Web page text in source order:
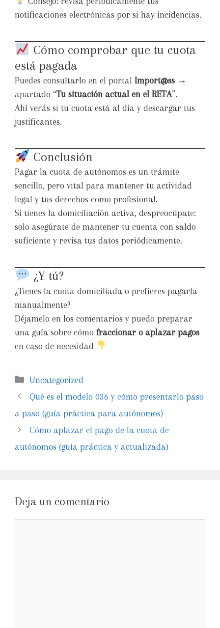
notificaciones electrónicas por si hay incidencias.
Cómo comprobar que tu cuota
está pagada
Puedes consultarlo en el portal Import@ss →
apartado “Tu situación actual en el RETA”.
Ahí verás si tu cuota está al día y descargar tus
justificantes.
Conclusión
Pagar la cuota de autónomos es un trámite
sencillo, pero vital para mantener tu actividad
legal y tus derechos como profesional.
Si tienes la domiciliación activa, despreocúpate:
solo asegúrate de mantener tu cuenta con saldo
suficiente y revisa tus datos periódicamente.
¿Y tú?
¿Tienes la cuota domiciliada o prefieres pagarla
manualmente?
Déjamelo en los comentarios y puedo preparar
una guía sobre cómo fraccionar o aplazar pagos
en caso de necesidad
Uncategorized
Qué es el modelo 036 y cómo presentarlo paso
a paso (guía práctica para autónomos)
Cómo aplazar el pago de la cuota de
autónomos (guía práctica y actualizada)
Deja un comentario